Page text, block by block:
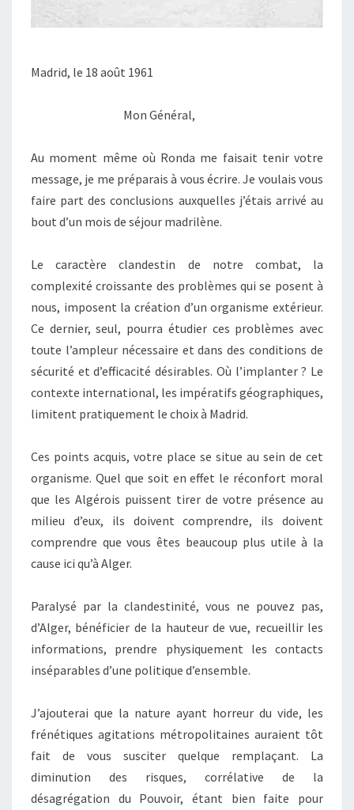
Madrid, le 18 août 1961
Mon Général,
Au moment même où Ronda me faisait tenir votre
message, je me préparais à vous écrire. Je voulais vous
faire part des conclusions auxquelles j’étais arrivé au
bout d’un mois de séjour madrilène.
Le caractère clandestin de notre combat, la
complexité croissante des problèmes qui se posent à
nous, imposent la création d’un organisme extérieur.
Ce dernier, seul, pourra étudier ces problèmes avec
toute l’ampleur nécessaire et dans des conditions de
sécurité et d’efficacité désirables. Où l’implanter ? Le
contexte international, les impératifs géographiques,
limitent pratiquement le choix à Madrid.
Ces points acquis, votre place se situe au sein de cet
organisme. Quel que soit en effet le réconfort moral
que les Algérois puissent tirer de votre présence au
milieu d’eux, ils doivent comprendre, ils doivent
comprendre que vous êtes beaucoup plus utile à la
cause ici qu’à Alger.
Paralysé par la clandestinité, vous ne pouvez pas,
d’Alger, bénéficier de la hauteur de vue, recueillir les
informations, prendre physiquement les contacts
inséparables d’une politique d’ensemble.
J’ajouterai que la nature ayant horreur du vide, les
frénétiques agitations métropolitaines auraient tôt
fait de vous susciter quelque remplaçant. La
diminution des risques, corrélative de la
désagrégation du Pouvoir, étant bien faite pour